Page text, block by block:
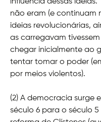
influência dessas
não eram (e continuam
ideias revolucionárias,
as carregavam
chegar inicialmente ao
tentar tomar o poder
por meios violentos).
(2) A democracia surge
século 6 para o século